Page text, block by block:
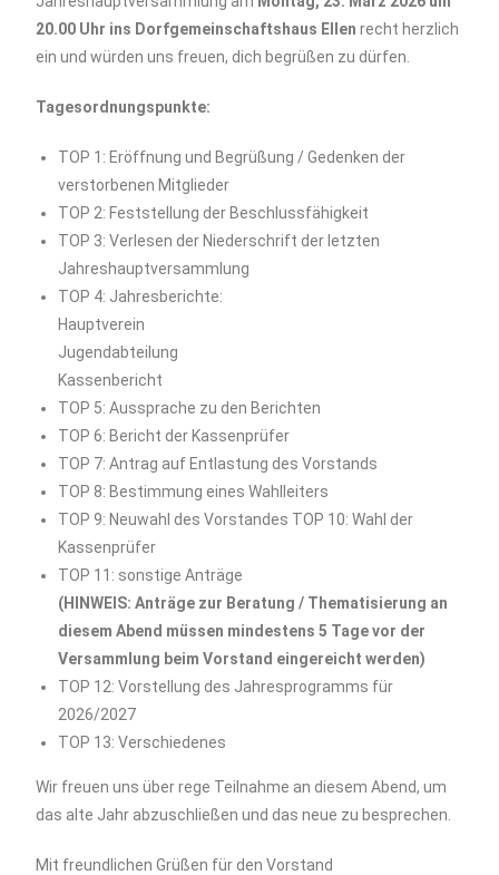
20.00 Uhr ins Dorfgemeinschaftshaus Ellenrecht herzlich
ein und würden uns freuen, dich begrüßen zu dürfen.
Tagesordnungspunkte:
TOP 1: Eröffnung und Begrüßung / Gedenken der
verstorbenen Mitglieder
TOP 2: Feststellung der Beschlussfähigkeit
TOP 3: Verlesen der Niederschrift der letzten
Jahreshauptversammlung
TOP 4: Jahresberichte:
Hauptverein
Jugendabteilung
Kassenbericht
TOP 5: Aussprache zu den Berichten
TOP 6: Bericht der Kassenprüfer
TOP 7: Antrag auf Entlastung des Vorstands
TOP 8: Bestimmung eines Wahlleiters
TOP 9: Neuwahl des Vorstandes TOP 10: Wahl der
Kassenprüfer
TOP 11: sonstige Anträge
(HINWEIS: Anträge zur Beratung / Thematisierung an
diesem Abend müssen mindestens 5 Tage vor der
Versammlung beim Vorstand eingereicht werden)
TOP 12: Vorstellung des Jahresprogramms für
2026/2027
TOP 13: Verschiedenes
Wir freuen uns über rege Teilnahme an diesem Abend, um
das alte Jahr abzuschließen und das neue zu besprechen.
Mit freundlichen Grüßen für den Vorstand